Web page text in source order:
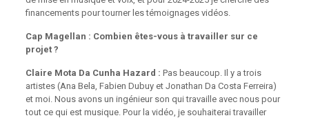
financements pour tourner les témoignages vidéos.
Cap Magellan : Combien êtes-vous à travailler sur ce
projet ?
Claire Mota Da Cunha Hazard : Pas beaucoup. Il y a trois
artistes (Ana Bela, Fabien Dubuy et Jonathan Da Costa Ferreira)
et moi. Nous avons un ingénieur son qui travaille avec nous pour
tout ce qui est musique. Pour la vidéo, je souhaiterai travailler